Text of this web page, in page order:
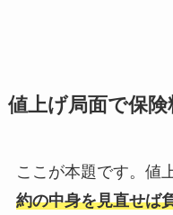
値上げ局面で保
ここが本題です。値
約の中身を見直せば